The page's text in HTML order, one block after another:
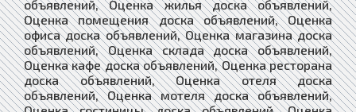
объявлений, Оценка жилья доска объявлений,
Оценка помещения доска объявлений, Оценка
офиса доска объявлений, Оценка магазина доска
объявлений, Оценка склада доска объявлений,
Оценка кафе доска объявлений, Оценка ресторана
доска объявлений, Оценка отеля доска
объявлений, Оценка мотеля доска объявлений,